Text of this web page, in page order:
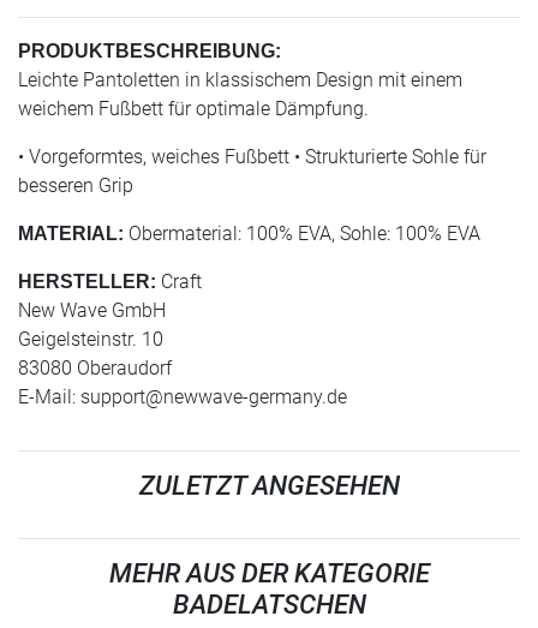
PRODUKTBESCHREIBUNG:
Leichte Pantoletten in klassischem Design mit einem
weichem Fußbett für optimale Dämpfung.
• Vorgeformtes, weiches Fußbett • Strukturierte Sohle für
besseren Grip
MATERIAL: Obermaterial: 100% EVA, Sohle: 100% EVA
HERSTELLER: Craft
New Wave GmbH
Geigelsteinstr. 10
83080 Oberaudorf
E-Mail: support@newwave-germany.de
ZULETZT ANGESEHEN
MEHR AUS DER KATEGORIE
BADELATSCHEN